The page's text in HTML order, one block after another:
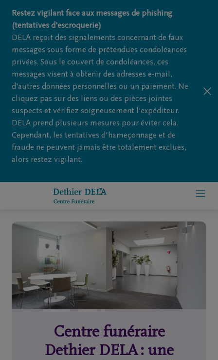
Restez vigilant face aux messages de phishing
(tentatives d'escroquerie)
DELA reçoit des signalements concernant de faux
messages sous forme de prétendues condoléances
privées. Sous le couvert de condoléances, ces
messages visent à obtenir des adresses e-mail,
d'autres données personnelles ou un paiement. Ne
cliquez pas sur des liens ou des pièces jointes
suspects et vérifiez soigneusement l'expéditeur.
DELA prend plusieurs mesures pour éviter cela.
Cependant, les tentatives d'hameçonnage et de
fraude ne peuvent jamais être totalement exclues,
alors restez vigilant.
Home
À
propos
de
Contact
Centre funéraire
Dethier DELA : une